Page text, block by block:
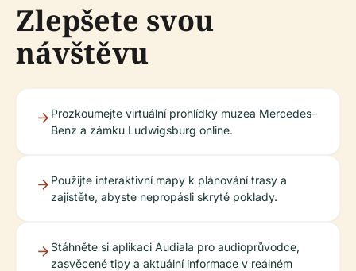
Zlepšete svou
návštěvu
Prozkoumejte virtuální prohlídky muzea Mercedes-
Benz a zámku Ludwigsburg online.
Použijte interaktivní mapy k plánování trasy a
zajistěte, abyste nepropásli skryté poklady.
Stáhněte si aplikaci Audiala pro audioprůvodce,
zasvěcené tipy a aktuální informace v reálném